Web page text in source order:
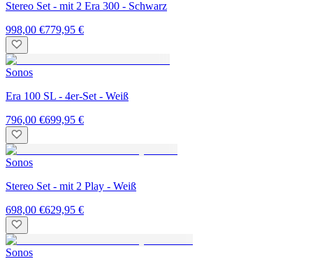
Stereo Set - mit 2 Era 300 - Schwarz
998,00 €779,95 €
Sonos
Era 100 SL - 4er-Set - Weiß
796,00 €699,95 €
Sonos
Stereo Set - mit 2 Play - Weiß
698,00 €629,95 €
Sonos